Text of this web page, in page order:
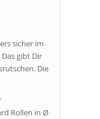
sicher im
gibt Dir
Die
Rollen in Ø